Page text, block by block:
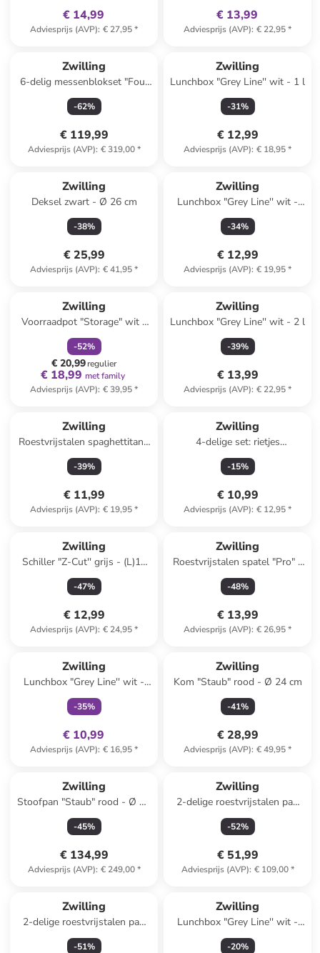
€ 14,99
Adviesprijs (AVP): € 27,95*
€ 13,99
Adviesprijs (AVP): € 22,95*
Zwilling
6-delig messenblokset "Four
Star" lichtbruin/zwart
-62%
€ 119,99
Adviesprijs (AVP): € 319,00*
Zwilling
Lunchbox "Grey Line'' wit - 1 l
-31%
€ 12,99
Adviesprijs (AVP): € 18,95*
Zwilling
Deksel zwart - Ø 26 cm
-38%
€ 25,99
Adviesprijs (AVP): € 41,95*
Zwilling
Lunchbox "Grey Line'' wit -
1,6 l
-34%
€ 12,99
Adviesprijs (AVP): € 19,95*
Zwilling
Voorraadpot "Storage" wit -
(H)24 cm
-52%
€ 20,99regulier
€ 18,99 met family
Adviesprijs (AVP): € 39,95*
Zwilling
Lunchbox "Grey Line'' wit - 2 l
-39%
€ 13,99
Adviesprijs (AVP): € 22,95*
Zwilling
Roestvrijstalen spaghettitang
"Dinner" - (L)24 cm
-39%
€ 11,99
Adviesprijs (AVP): € 19,95*
Zwilling
4-delige set: rietjes
meerkleurig - (L)23 cm
-15%
€ 10,99
Adviesprijs (AVP): € 12,95*
Zwilling
Schiller "Z-Cut'' grijs - (L)18
cm
-47%
€ 12,99
Adviesprijs (AVP): € 24,95*
Zwilling
Roestvrijstalen spatel "Pro" -
(L)40 cm
-48%
€ 13,99
Adviesprijs (AVP): € 26,95*
Zwilling
Lunchbox "Grey Line'' wit -
800 ml
-35%
€ 10,99
Adviesprijs (AVP): € 16,95*
Zwilling
Kom "Staub" rood - Ø 24 cm
-41%
€ 28,99
Adviesprijs (AVP): € 49,95*
Zwilling
Stoofpan "Staub" rood - Ø 22
cm
-45%
€ 134,99
Adviesprijs (AVP): € 249,00*
Zwilling
2-delige roestvrijstalen pan
met deksel "Twin" - 6 l
-52%
€ 51,99
Adviesprijs (AVP): € 109,00*
Zwilling
2-delige roestvrijstalen pan
met deksel "Pro" - 4,3 l
-51%
Zwilling
Lunchbox "Grey Line'' wit -
400 ml
-20%